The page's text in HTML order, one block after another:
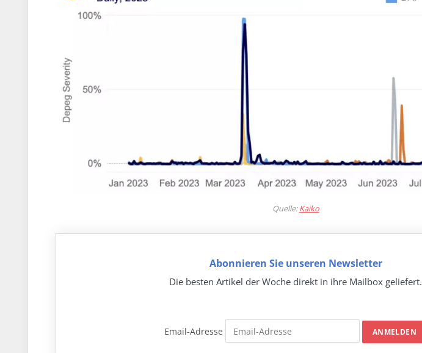
Quelle:Kaiko
Abonnieren Sie unseren Newsletter
Die besten Artikel der Woche direkt in ihre Mailbox geliefert.
Email-Adresse